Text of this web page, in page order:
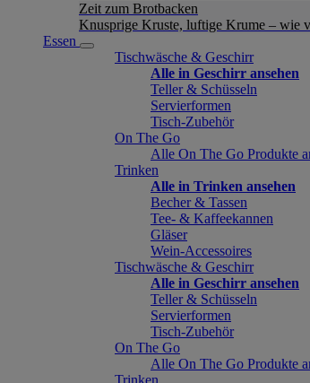
Zeit zum Brotbacken
Knusprige Kruste, luftige Krume – wie
Essen
Tischwäsche & Geschirr
Alle in Geschirr ansehen
Teller & Schüsseln
Servierformen
Tisch-Zubehör
On The Go
Alle On The Go Produkte
Trinken
Alle in Trinken ansehen
Becher & Tassen
Tee- & Kaffeekannen
Gläser
Wein-Accessoires
Tischwäsche & Geschirr
Alle in Geschirr ansehen
Teller & Schüsseln
Servierformen
Tisch-Zubehör
On The Go
Alle On The Go Produkte
Trinken